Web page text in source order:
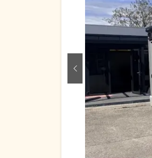
zurück